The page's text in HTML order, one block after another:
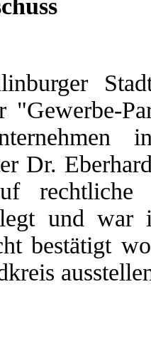
"Gewerbe-
Dr.
rechtliche
und
bestätigt